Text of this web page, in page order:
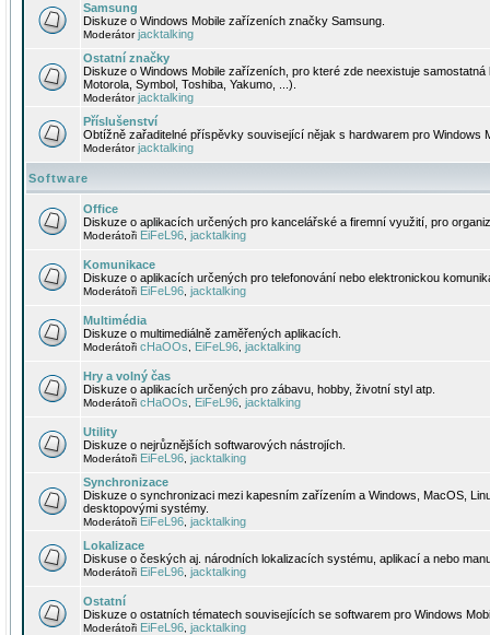
Samsung
Diskuze o Windows Mobile zařízeních značky Samsung.
Moderátorjacktalking
Ostatní značky
Diskuze o Windows Mobile zařízeních, pro které zde neexistuje
Motorola, Symbol, Toshiba, Yakumo, ...).
Moderátorjacktalking
Příslušenství
Obtížně zařaditelné příspěvky související nějak s hardwarem pro Windows
Moderátorjacktalking
Software
Office
Diskuze o aplikacích určených pro kancelářské a firemní využití, pro
Moderátoři EiFeL96 jacktalking
Komunikace
Diskuze o aplikacích určených pro telefonování nebo elektronickou
Moderátoři EiFeL96 jacktalking
Multimédia
Diskuze o multimediálně zaměřených aplikacích.
Moderátoři cHaOOs EiFeL96 jacktalking
Hry a volný čas
Diskuze o aplikacích určených pro zábavu, hobby, životní styl atp.
Moderátoři cHaOOs EiFeL96 jacktalking
Utility
Diskuze o nejrůznějších softwarových nástrojích.
Moderátoři EiFeL96 jacktalking
Synchronizace
Diskuze o synchronizaci mezi kapesním zařízením a Windows, MacOS,
desktopovými systémy.
Moderátoři EiFeL96 jacktalking
Lokalizace
Diskuse o českých aj. národních lokalizacích systému, aplikací a nebo
Moderátoři EiFeL96 jacktalking
Ostatní
Diskuze o ostatních tématech souvisejících se softwarem pro Windows
Moderátoři EiFeL96 jacktalking